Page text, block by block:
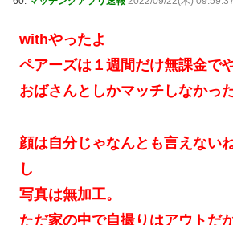
withやったよ
ペアーズは１週間だけ無課金で
おばさんとしかマッチしなかっ
顔は自分じゃなんとも言えない
し
写真は無加工。
ただ家の中で自撮りはアウトだ